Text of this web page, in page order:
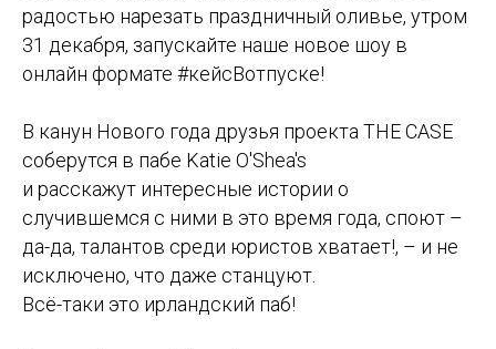
радостью нарезать праздничный оливье, утром
31 декабря, запускайте наше новое шоу в
онлайн формате #кейсВотпуске!
В канун Нового года друзья проекта THE CASE
соберутся в пабе Katie O'Shea's
и расскажут интересные истории о
случившемся с ними в это время года, споют –
да-да, талантов среди юристов хватает!, – и не
исключено, что даже станцуют.
Всё-таки это ирландский паб!